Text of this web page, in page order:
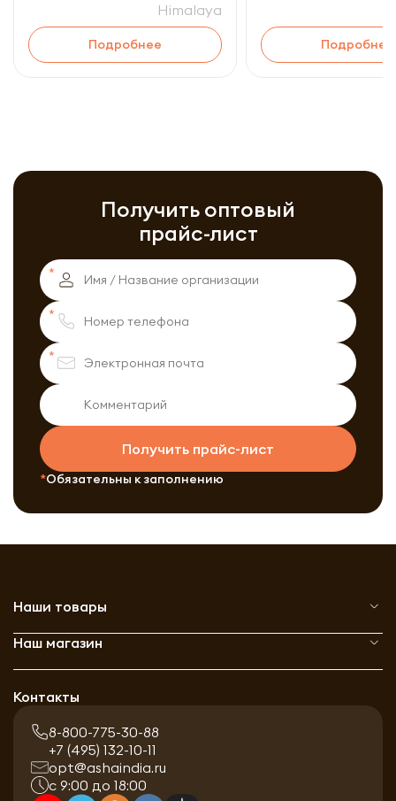
Himalaya
Подробнее Подробнее
Получить оптовый
прайс-лист
Получить прайс-лист
Обязательны к заполнению
Наши товары
Наш магазин
Контакты
8-800-775-30-88
+7 (495) 132-10-11
opt@ashaindia.ru
с 9:00 до 18:00